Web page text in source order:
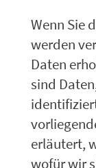
Wenn Sie
werden
Daten
sind
erläutert,
wofür wir